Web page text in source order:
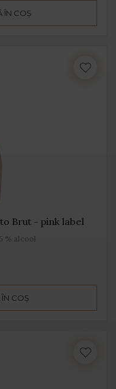
ÎN COȘ
Brut - pink label
% alcool
COȘ